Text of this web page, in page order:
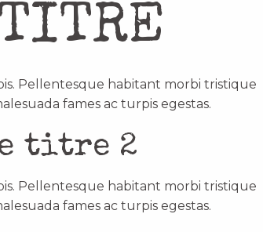
Pellentesque habitant morbi tristique
fames ac turpis egestas.
titre 2
Pellentesque habitant morbi tristique
fames ac turpis egestas.